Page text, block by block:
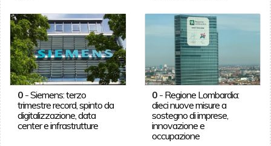
0-Siemens: terzo
trimestre record, spinto da
digitalizzazione, data
center e infrastrutture
0 - Regione Lombardia:
dieci nuove misure a
sostegno di imprese,
innovazione e
occupazione